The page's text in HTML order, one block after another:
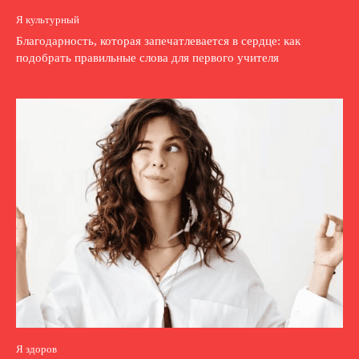
Я культурный
Благодарность, которая запечатлевается в сердце: как
подобрать правильные слова для первого учителя
Я здоров